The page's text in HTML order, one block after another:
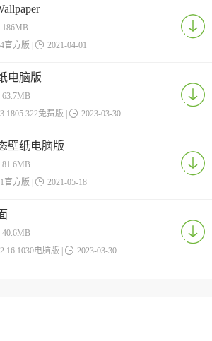
官方版 |  2021-04-01
电脑版
免费版 |  2023-03-30
壁纸电脑版
官方版 |  2021-05-18
电脑版 |  2023-03-30